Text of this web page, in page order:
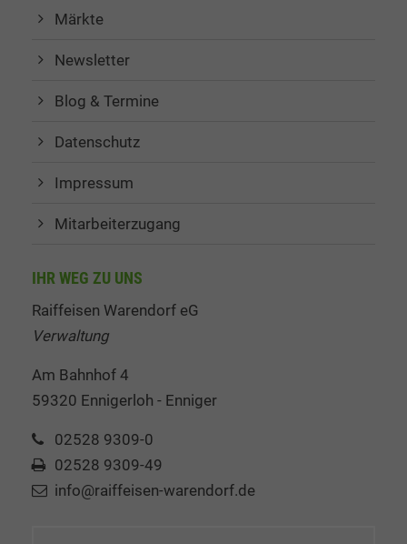
Märkte
Newsletter
Blog & Termine
Datenschutz
Impressum
Mitarbeiterzugang
IHR WEG ZU UNS
Raiffeisen Warendorf eG
Verwaltung
Am Bahnhof 4
59320 Ennigerloh - Enniger
02528 9309-0
02528 9309-49
info@raiffeisen-warendorf.de